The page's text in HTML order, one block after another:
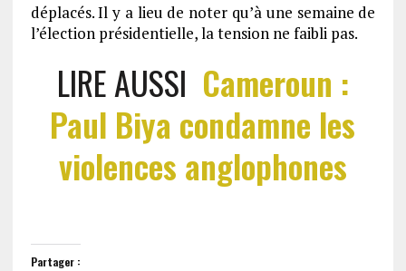
déplacés. Il y a lieu de noter qu’à une semaine de
l’élection présidentielle, la tension ne faibli pas.
LIRE AUSSI Cameroun :
Paul Biya condamne les
violences anglophones
Partager :